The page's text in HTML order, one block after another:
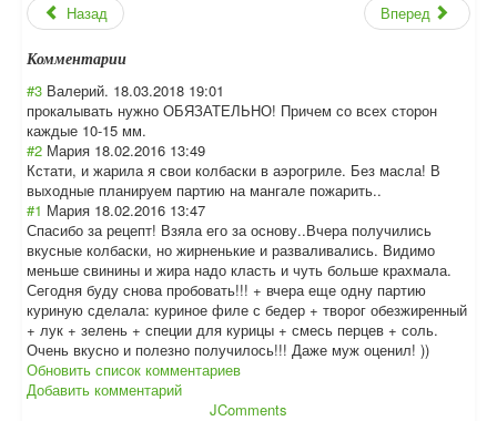
Назад Вперед
Комментарии
#3 Валерий. 18.03.2018 19:01
прокалывать нужно ОБЯЗАТЕЛЬНО! Причем со всех сторон
каждые 10-15 мм.
#2 Мария 18.02.2016 13:49
Кстати, и жарила я свои колбаски в аэрогриле. Без масла! В
выходные планируем партию на мангале пожарить..
#1 Мария 18.02.2016 13:47
Спасибо за рецепт! Взяла его за основу..Вчера получились
вкусные колбаски, но жирненькие и разваливались. Видимо
меньше свинины и жира надо класть и чуть больше крахмала.
Сегодня буду снова пробовать!!! + вчера еще одну партию
куриную сделала: куриное филе с бедер + творог обезжиренный
+ лук + зелень + специи для курицы + смесь перцев + соль.
Очень вкусно и полезно получилось!!! Даже муж оценил! ))
Обновить список комментариев
Добавить комментарий
JComments